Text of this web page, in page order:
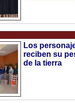
Los
reciben su
de la tierra